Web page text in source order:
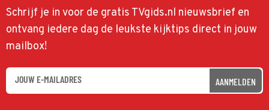
Schrijf je in voor de gratis TVgids.nl nieuwsbrief en
ontvang iedere dag de leukste kijktips direct in jouw
mailbox!
AANMELDEN